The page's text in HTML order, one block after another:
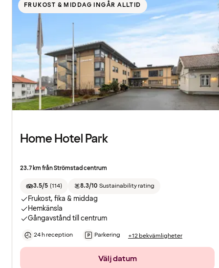
FRUKOST & MIDDAG INGÅR ALLTID
Home Hotel Park
23.7 km från Strömstad centrum
3.5/5 (114) 8.3/10 Sustainability rating
Frukost, fika & middag
Hemkänsla
Gångavstånd till centrum
24 h reception Parkering +12 bekvämligheter
Välj datum